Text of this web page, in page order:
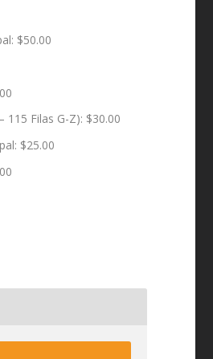
$50.00
115 Filas G-Z): $30.00
$25.00